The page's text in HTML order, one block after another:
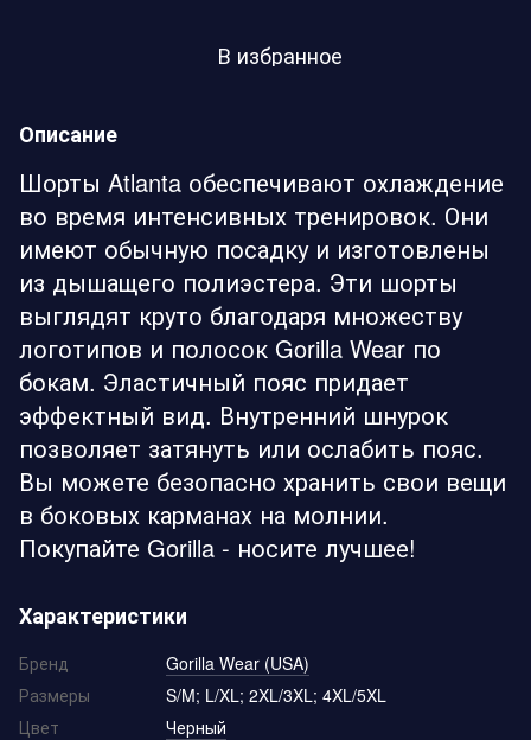
В избранное
Описание
Шорты Atlanta обеспечивают охлаждение
во время интенсивных тренировок. Они
имеют обычную посадку и изготовлены
из дышащего полиэстера. Эти шорты
выглядят круто благодаря множеству
логотипов и полосок Gorilla Wear по
бокам. Эластичный пояс придает
эффектный вид. Внутренний шнурок
позволяет затянуть или ослабить пояс.
Вы можете безопасно хранить свои вещи
в боковых карманах на молнии.
Покупайте Gorilla - носите лучшее!
Характеристики
Бренд
Gorilla Wear (USA)
Размеры
S/M; L/XL; 2XL/3XL; 4XL/5XL
Цвет
Черный